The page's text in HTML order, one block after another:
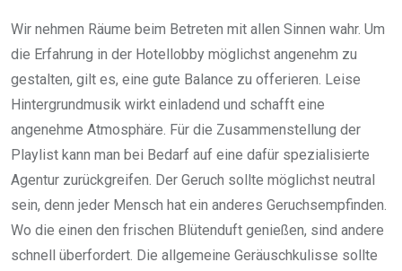
Wir nehmen Räume beim Betreten mit allen Sinnen wahr. Um
die Erfahrung in der Hotellobby möglichst angenehm zu
gestalten, gilt es, eine gute Balance zu offerieren. Leise
Hintergrundmusik wirkt einladend und schafft eine
angenehme Atmosphäre. Für die Zusammenstellung der
Playlist kann man bei Bedarf auf eine dafür spezialisierte
Agentur zurückgreifen. Der Geruch sollte möglichst neutral
sein, denn jeder Mensch hat ein anderes Geruchsempfinden.
Wo die einen den frischen Blütenduft genießen, sind andere
schnell überfordert. Die allgemeine Geräuschkulisse sollte